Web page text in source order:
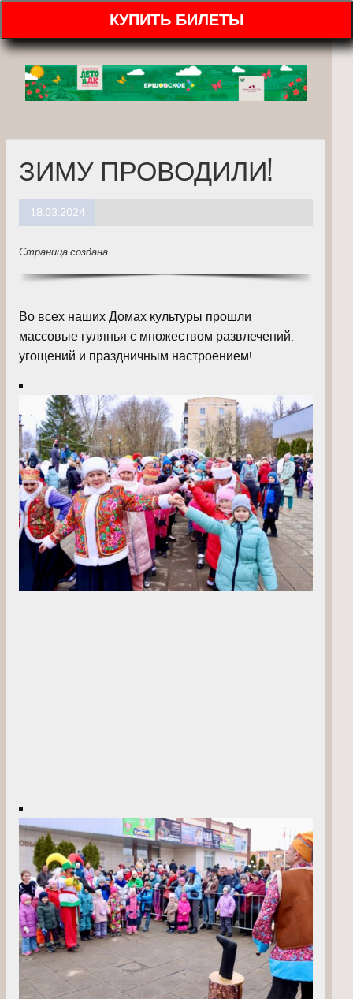
КУПИТЬ БИЛЕТЫ
ЗИМУ ПРОВОДИЛИ!
18.03.2024
Страница создана
Во всех наших Домах культуры прошли
массовые гулянья с множеством развлечений,
угощений и праздничным настроением!